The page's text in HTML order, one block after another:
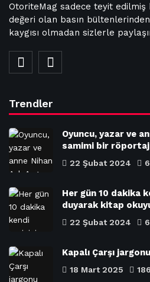
OtoriteMag sadece teyit
değeri olan basın
kaygısı olmadan sizlerle
Trendler
Oyuncu, yazar ve
samimi bir röportaj
22 Şubat 2024
Her gün 10 dakika
duyarak kitap
22 Şubat 2024
Kapalı Çarşı
18 Mart 2025 186